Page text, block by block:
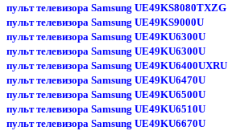
пульт телевизора Samsung UE49KS8080TXZG
пульт телевизора Samsung UE49KS9000U
пульт телевизора Samsung UE49KU6300U
пульт телевизора Samsung UE49KU6300U
пульт телевизора Samsung UE49KU6400UXRU
пульт телевизора Samsung UE49KU6470U
пульт телевизора Samsung UE49KU6500U
пульт телевизора Samsung UE49KU6510U
пульт телевизора Samsung UE49KU6670U